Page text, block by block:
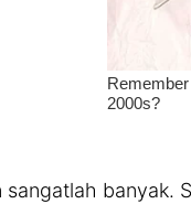
banyak.